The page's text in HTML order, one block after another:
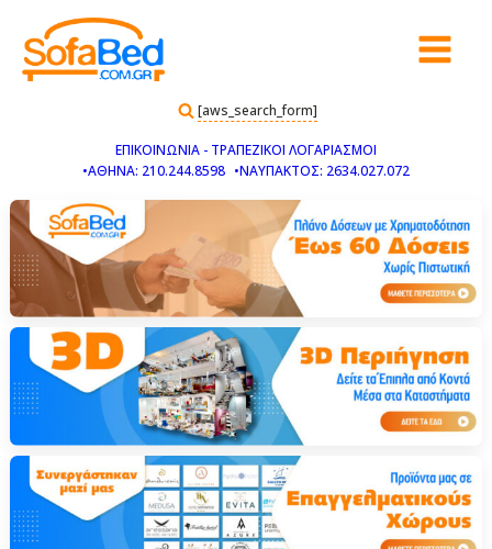
[aws_search_form]
ΕΠΙΚΟΙΝΩΝΙΑ - ΤΡΑΠΕΖΙΚΟΙ ΛΟΓΑΡΙΑΣΜΟΙ
•ΑΘΗΝΑ: 210.244.8598 •ΝΑΥΠΑΚΤΟΣ: 2634.027.072